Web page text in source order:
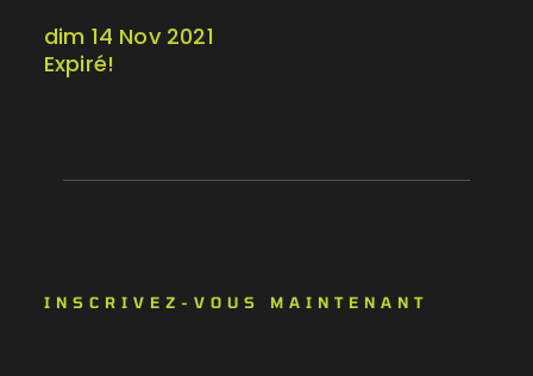
dim 14 Nov 2021
Expiré!
INSCRIVEZ-VOUS MAINTENANT